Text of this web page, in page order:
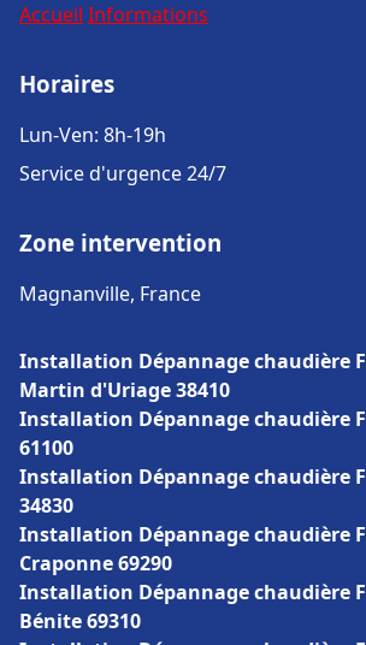
Accueil Informations
Horaires
Lun-Ven: 8h-19h
Service d'urgence 24/7
Zone intervention
Magnanville, France
Installation Dépannage chaudière
Martin d'Uriage 38410
Installation Dépannage chaudière
61100
Installation Dépannage chaudière
34830
Installation Dépannage chaudière
Craponne 69290
Installation Dépannage chaudière
Bénite 69310